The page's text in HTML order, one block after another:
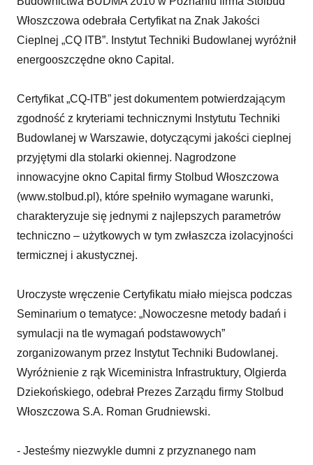
Włoszczowa odebrała Certyfikat na Znak Jakości
Cieplnej „CQ ITB”. Instytut Techniki Budowlanej wyróżnił
energooszczędne okno Capital.
Certyfikat „CQ-ITB” jest dokumentem potwierdzającym
zgodność z kryteriami technicznymi Instytutu Techniki
Budowlanej w Warszawie, dotyczącymi jakości cieplnej
przyjętymi dla stolarki okiennej. Nagrodzone
innowacyjne okno Capital firmy Stolbud Włoszczowa
(www.stolbud.pl), które spełniło wymagane warunki,
charakteryzuje się jednymi z najlepszych parametrów
techniczno – użytkowych w tym zwłaszcza izolacyjności
termicznej i akustycznej.
Uroczyste wręczenie Certyfikatu miało miejsca podczas
Seminarium o tematyce: „Nowoczesne metody badań i
symulacji na tle wymagań podstawowych”
zorganizowanym przez Instytut Techniki Budowlanej.
Wyróżnienie z rąk Wiceministra Infrastruktury, Olgierda
Dziekońskiego, odebrał Prezes Zarządu firmy Stolbud
Włoszczowa S.A. Roman Grudniewski.
- Jesteśmy niezwykle dumni z przyznanego nam